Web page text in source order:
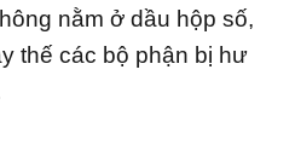
nằm ở dầu hộp số,
thế các bộ phận bị hư